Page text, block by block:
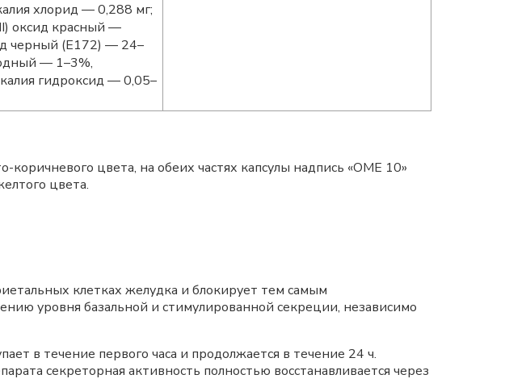
хлорид — 0,288 мг;
оксид красный —
черный (Е172) — 24–
— 1–3%,
гидроксид — 0,05–
цвета, на обеих частях капсулы надпись «ОМЕ 10»
цвета.
клетках желудка и блокирует тем самым
уровня базальной и стимулированной секреции, независимо
в течение первого часа и продолжается в течение 24 ч.
секреторная активность полностью восстанавливается через